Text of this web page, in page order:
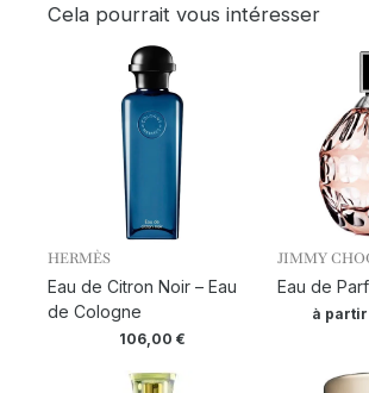
Cela pourrait vous intéresser
HERMÈS
Eau de Citron Noir – Eau
de Cologne
106,00 €
JIMMY
Eau de
à partir